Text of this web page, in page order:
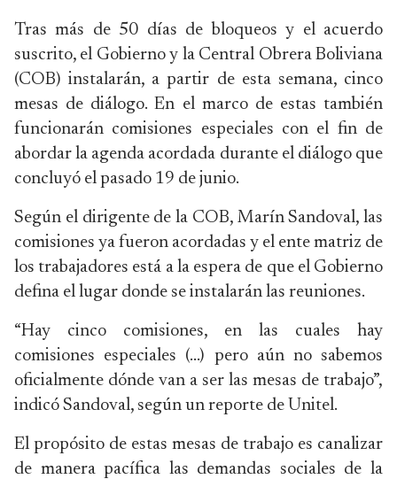
Tras más de 50 días de bloqueos y el acuerdo
suscrito, el Gobierno y la Central Obrera Boliviana
(COB) instalarán, a partir de esta semana, cinco
mesas de diálogo. En el marco de estas también
funcionarán comisiones especiales con el fin de
abordar la agenda acordada durante el diálogo que
concluyó el pasado 19 de junio.
Según el dirigente de la COB, Marín Sandoval, las
comisiones ya fueron acordadas y el ente matriz de
los trabajadores está a la espera de que el Gobierno
defina el lugar donde se instalarán las reuniones.
“Hay cinco comisiones, en las cuales hay
comisiones especiales (…) pero aún no sabemos
oficialmente dónde van a ser las mesas de trabajo”,
indicó Sandoval, según un reporte de Unitel.
El propósito de estas mesas de trabajo es canalizar
de manera pacífica las demandas sociales de la